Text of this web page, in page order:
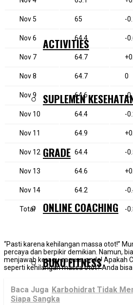
ACTIVITIES
SUPLEMEN
GRADE
ONLINE COACHING
BUKU FITNESS
Nov 5 65 -
Nov 6 64.4 -
Nov 7 64.7
Nov 8 64.7 0
Nov 9 64.6 -
Nov 10 64.4 -
Nov 11 64.9
Nov 12 64.4 -
Nov 13 64.6
Nov 14 64.2 -
Total -
“Pasti karena kehilangan massa otot!”
percaya dan berpikir demikian. Namun,
menjawab keragu-raguan anda! Apakah
seperti kehilangan massa otot? Anda
Baca Juga Karbohidrat Tidak
Siapa Sangka